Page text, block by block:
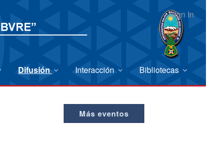
Sign In
Difusión Interacción Bibliotecas
Más eventos